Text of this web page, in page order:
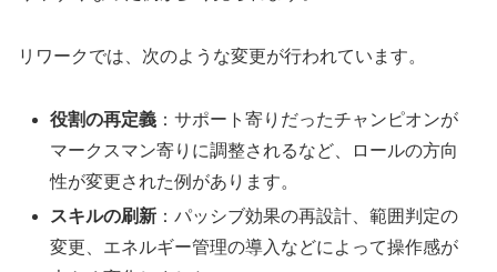
リワークでは、次のような変更が行われています。
役割の再定義 ：サポート寄りだったチャンピオンが
マークスマン寄りに調整されるなど、ロールの方向
性が変更された例があります。
スキルの刷新 ：パッシブ効果の再設計、範囲判定の
変更、エネルギー管理の導入などによって操作感が